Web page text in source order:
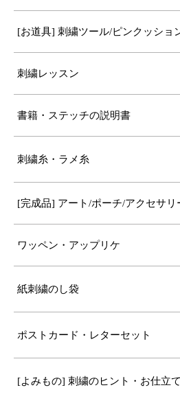
[お道具] 刺繍ツール/ピンクッショ
刺繍レッスン
書籍・ステッチの説明書
刺繍糸・ラメ糸
[完成品] アート/ポーチ/アクセサリ
ワッペン・アップリケ
紙刺繍のし袋
ポストカード・レターセット
[よみもの] 刺繍のヒント・お仕立